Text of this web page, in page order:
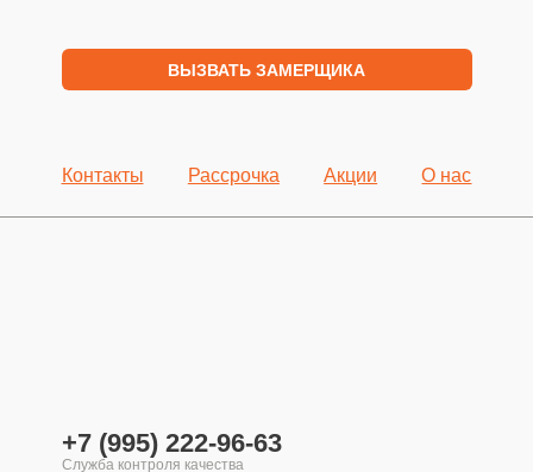
ВЫЗВАТЬ ЗАМЕРЩИКА
Контакты Рассрочка Акции О нас
+7 (995) 222-96-63